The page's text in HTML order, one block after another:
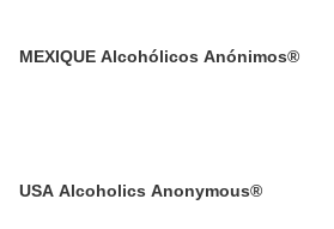
MEXIQUE Alcohólicos Anónimos®
USA Alcoholics Anonymous®